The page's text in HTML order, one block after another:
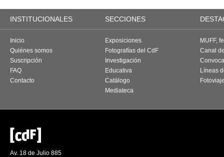
INSTITUCIONALES SECCIONES
Inicio
Quiénes somos
Suscripción
FAQ
Contacto
Exposiciones
Fotografías del CdF
Investigación
Educativa
Catálogo
Mediateca
MUFF,
Canal
Líneas
Av. 18 de Julio 885